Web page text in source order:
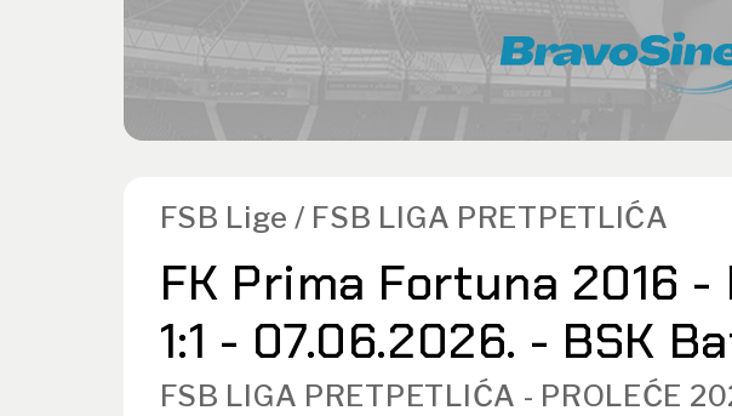
FSB Lige / FSB LIGA PRETPETLIĆA
FK Prima Fortuna 2016 -
1:1 - 07.06.2026. - BSK
FSB LIGA PRETPETLIĆA - PROLEĆE